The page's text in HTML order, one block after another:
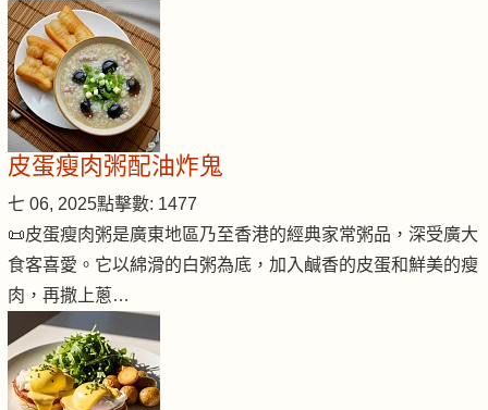
皮蛋瘦肉粥配油炸鬼
七 06, 2025點擊數: 1477
📜皮蛋瘦肉粥是廣東地區乃至香港的經典家常粥品，深受廣大
食客喜愛。它以綿滑的白粥為底，加入鹹香的皮蛋和鮮美的瘦
肉，再撒上蔥…